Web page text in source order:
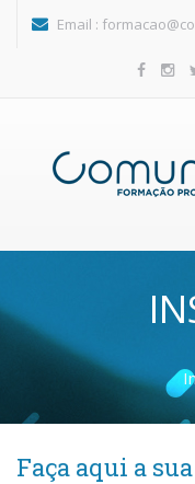
Email :
Faça aqui a